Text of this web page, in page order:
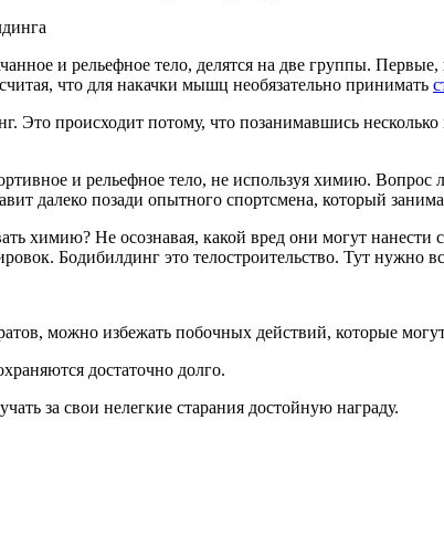
и рельефное тело, делятся на две группы.
что для накачки мышц необязательно принимать
Это происходит потому, что позанимавшись
и рельефное тело, не используя химию.
далеко позади опытного спортсмена, который
химию? Не осознавая, какой вред они могут
Бодибилдинг это телостроительство. Тут нужно
можно избежать побочных действий, которые
достаточно долго.
за свои нелегкие старания достойную награду.